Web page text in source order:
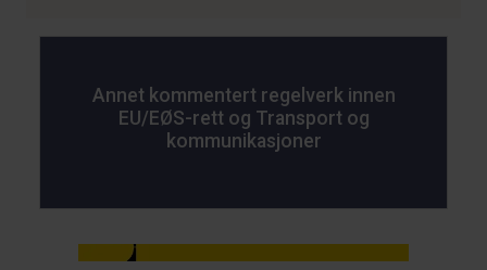
Annet kommentert regelverk innen
EU/EØS-rett og Transport og
kommunikasjoner